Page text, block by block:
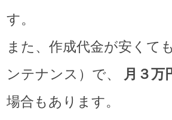
す。
また、作成代金が安くて
ンテナンス）で、
月３万
場合もあります。